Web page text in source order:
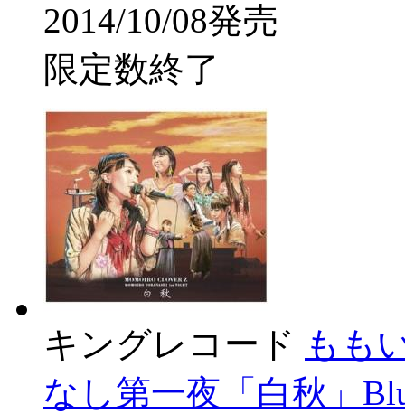
2014/10/08発売
限定数終了
キングレコード もも
なし第一夜「白秋」